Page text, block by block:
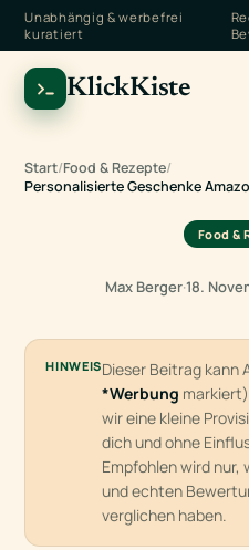
Unabhängig & werbefrei
kuratiert
KlickKiste
Start/Food & Rezepte/
Personalisierte Geschenke
Food &
Max Berger·18.
HINWEISDieser Beitrag
*Werbung
wir eine kleine
dich und ohne
Empfohlen wird nur,
und echten
verglichen haben.